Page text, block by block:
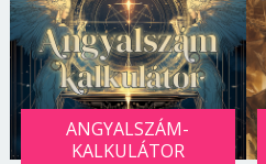
ANGYALSZÁM-
KALKULÁTOR
Jelszó
Mégse